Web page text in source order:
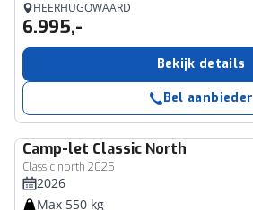
HEERHUGOWAARD
6.995,-
Bekijk details
Bel aanbieder
Camp-let Classic North
Classic north 2025
2026
Max 550 kg